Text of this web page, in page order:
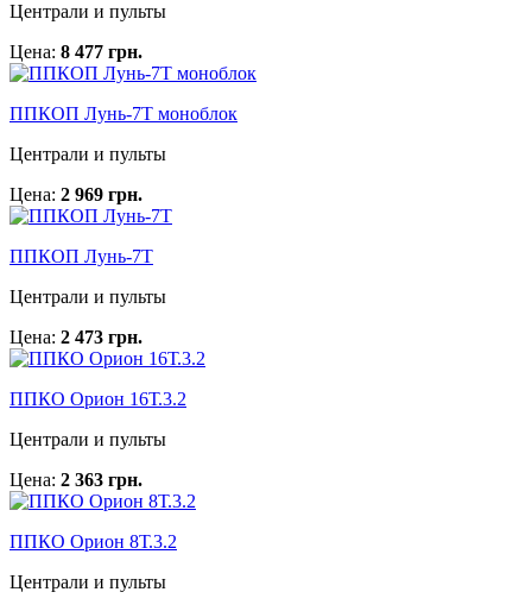
Централи и пульты
Цена: 8 477 грн.
ППКОП Лунь-7Т моноблок
Централи и пульты
Цена: 2 969 грн.
ППКОП Лунь-7Т
Централи и пульты
Цена: 2 473 грн.
ППКО Орион 16Т.3.2
Централи и пульты
Цена: 2 363 грн.
ППКО Орион 8Т.3.2
Централи и пульты